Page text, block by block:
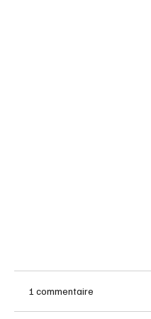
1 commentaire